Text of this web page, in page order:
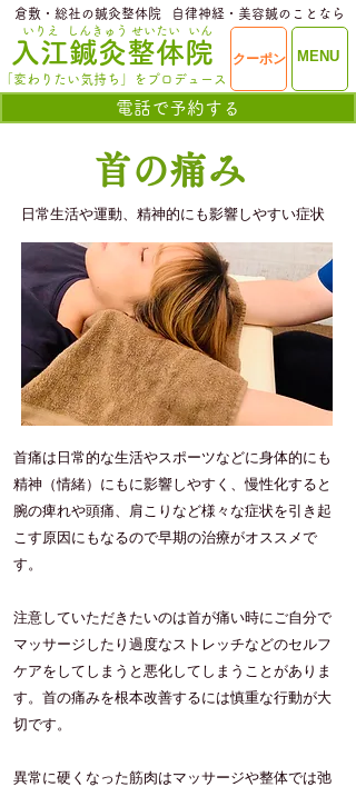
ME
​入江鍼灸整体院
いりえ
MENU
クーポン
電話で予約する
せいたい
しんきゅう いん
「変わりたい気持ち」をプロデュース
​倉敷・総社の鍼灸整体院 ​自律神経・美容鍼のことなら
​首の痛み
​日常生活や運動、精神的にも影響しやすい症状
首痛は日常的な生活やスポーツなどに身体的にも
精神（情緒）にもに影響しやすく、慢性化すると
腕の痺れや頭痛、肩こりなど様々な症状を引き起
こす原因にもなるので早期の治療がオススメで
す。
注意していただきたいのは首が痛い時にご自分で
マッサージしたり過度なストレッチなどのセルフ
ケアをしてしまうと悪化してしまうことがありま
す。 ​首の痛みを根本改善するには慎重な行動が大
切です。
​異常に硬くなった筋肉はマッサージや整体では弛